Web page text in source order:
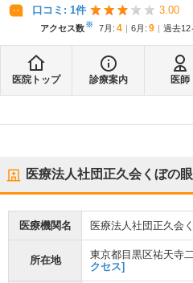
口コミ: 1件 3.00
アクセス数※ 7月 : 4 6月 : 9 過去12
医院トップ 診療案内 医師
医療法人社団正久会くぼの
医療機関名 医療法人社団正久会
所在地 東京都目黒区祐天寺
クセス]